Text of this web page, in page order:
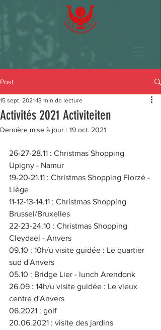
Post
Activités 2021 Activiteiten
15 sept. 2021 13 min de lecture
Dernière mise à jour : 19 oct. 2021
26-27-28.11 : Christmas Shopping
Upigny - Namur
19-20-21.11 : Christmas Shopping Florzé -
Liège
11-12-13-14.11 : Christmas Shopping
Brussel/Bruxelles
22-23-24.10 : Christmas Shopping
Cleydael - Anvers
09.10 : 10h/u visite guidée : Le quartier
sud d'Anvers
05.10 : Bridge Lier - lunch Arendonk
26.09 : 14h/u visite guidée : Le vieux
centre d'Anvers
06.2021 : golf
20.06.2021 : visite des jardins